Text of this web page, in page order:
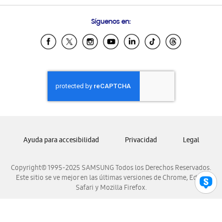
Samsung Ecuador
Samsung El Salvador
Samsung Honduras
Samsung Nicaragua
Samsung Panamá
Samsung Venezuela
Síguenos en:
Copyright© 1995-2025 SAMSUNG Todos los Derechos Reservados.
Este sitio se ve mejor en las últimas versiones de Chrome, Edge,
Safari y Mozilla Firefox.
Ayuda para accesibilidad Privacidad Legal